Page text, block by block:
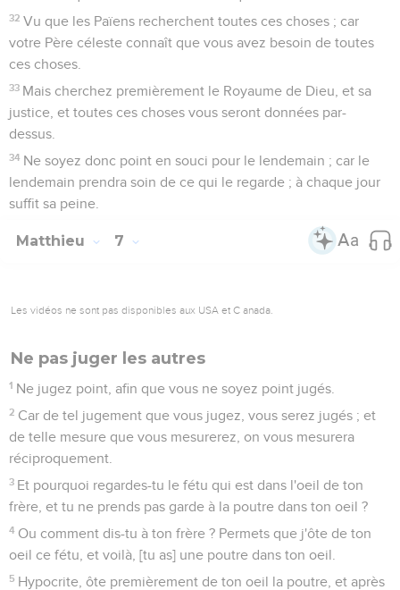
32 Vu que les Païens recherchent toutes ces choses ; car
votre Père céleste connaît que vous avez besoin de toutes
ces choses.
33 Mais cherchez premièrement le Royaume de Dieu, et sa
justice, et toutes ces choses vous seront données par-
dessus.
34 Ne soyez donc point en souci pour le lendemain ; car le
lendemain prendra soin de ce qui le regarde ; à chaque jour
suffit sa peine.
Matthieu 7
Les vidéos ne sont pas disponibles aux USA et C anada.
Ne pas juger les autres
1 Ne jugez point, afin que vous ne soyez point jugés.
2 Car de tel jugement que vous jugez, vous serez jugés ; et
de telle mesure que vous mesurerez, on vous mesurera
réciproquement.
3 Et pourquoi regardes-tu le fétu qui est dans l'oeil de ton
frère, et tu ne prends pas garde à la poutre dans ton oeil ?
4 Ou comment dis-tu à ton frère ? Permets que j'ôte de ton
oeil ce fétu, et voilà, [tu as] une poutre dans ton oeil.
5 Hypocrite, ôte premièrement de ton oeil la poutre, et après